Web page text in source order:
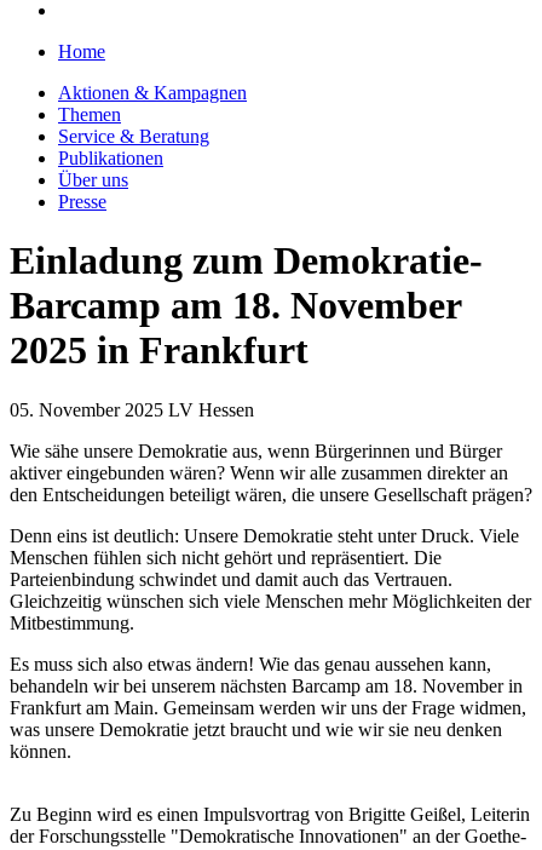
Home
Aktionen & Kampagnen
Themen
Service & Beratung
Publikationen
Über uns
Presse
Einladung zum Demokratie-
Barcamp am 18. November
2025 in Frankfurt
05. November 2025 LV Hessen
Wie sähe unsere Demokratie aus, wenn Bürgerinnen und Bürger
aktiver eingebunden wären? Wenn wir alle zusammen direkter an
den Entscheidungen beteiligt wären, die unsere Gesellschaft prägen?
Denn eins ist deutlich: Unsere Demokratie steht unter Druck. Viele
Menschen fühlen sich nicht gehört und repräsentiert. Die
Parteienbindung schwindet und damit auch das Vertrauen.
Gleichzeitig wünschen sich viele Menschen mehr Möglichkeiten der
Mitbestimmung.
Es muss sich also etwas ändern! Wie das genau aussehen kann,
behandeln wir bei unserem nächsten Barcamp am 18. November in
Frankfurt am Main. Gemeinsam werden wir uns der Frage widmen,
was unsere Demokratie jetzt braucht und wie wir sie neu denken
können.
Zu Beginn wird es einen Impulsvortrag von Brigitte Geißel, Leiterin
der Forschungsstelle "Demokratische Innovationen" an der Goethe-